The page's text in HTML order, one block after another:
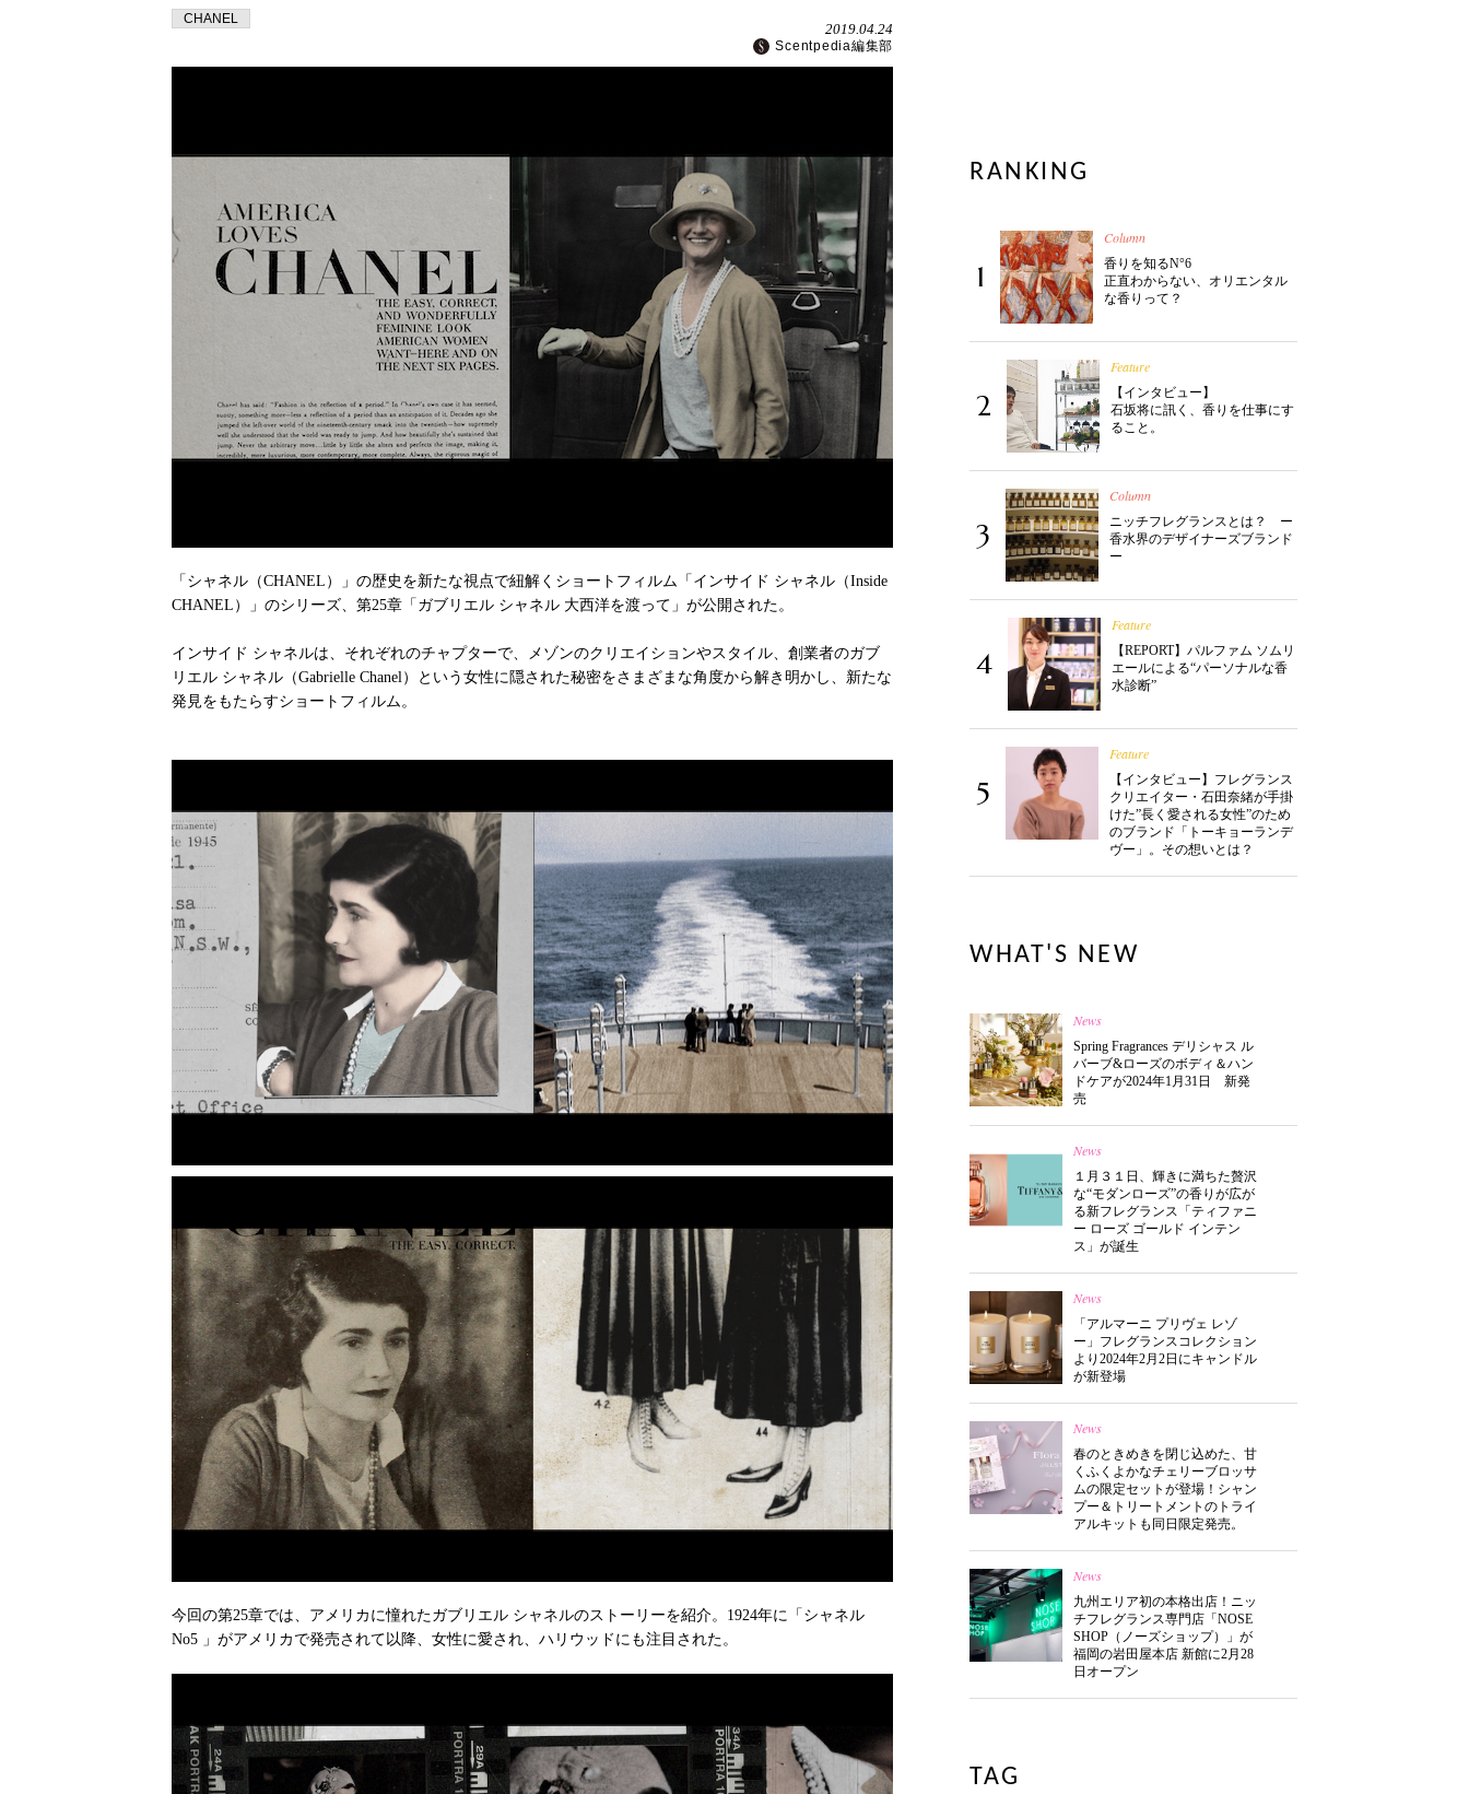
CHANEL
2019.04.24
Scentpedia編集部
「シャネル（CHANEL）」の歴史を新たな視点で紐解くショートフィルム「インサイド シャネル（Inside
CHANEL）」のシリーズ、第25章「ガブリエル シャネル 大西洋を渡って」が公開された。
インサイド シャネルは、それぞれのチャプターで、メゾンのクリエイションやスタイル、創業者のガブ
リエル シャネル（Gabrielle Chanel）という女性に隠された秘密をさまざまな角度から解き明かし、新たな
発見をもたらすショートフィルム。
今回の第25章では、アメリカに憧れたガブリエル シャネルのストーリーを紹介。1924年に「シャネル
No5 」がアメリカで発売されて以降、女性に愛され、ハリウッドにも注目された。
RANKING
1
Column
香りを知るN°6
正直わからない、オリエンタル
な香りって？
2
Feature
【インタビュー】
石坂将に訊く、香りを仕事にす
ること。
3
Column
ニッチフレグランスとは？ ー
香水界のデザイナーズブランド
ー
4
Feature
【REPORT】パルファム ソムリ
エールによる“パーソナルな香
水診断”
5
Feature
【インタビュー】フレグランス
クリエイター・石田奈緒が手掛
けた”長く愛される女性”のため
のブランド「トーキョーランデ
ヴー」。その想いとは？
WHAT'S NEW
News
Spring Fragrances デリシャス ル
バーブ&ローズのボディ＆ハン
ドケアが2024年1月31日 新発
売
News
１月３１日、輝きに満ちた贅沢
な“モダンローズ”の香りが広が
る新フレグランス「ティファニ
ー ローズ ゴールド インテン
ス」が誕生
News
「アルマーニ プリヴェ レゾ
ー」フレグランスコレクション
より2024年2月2日にキャンドル
が新登場
News
春のときめきを閉じ込めた、甘
くふくよかなチェリーブロッサ
ムの限定セットが登場！シャン
プー＆トリートメントのトライ
アルキットも同日限定発売。
News
九州エリア初の本格出店！ニッ
チフレグランス専門店「NOSE
SHOP（ノーズショップ）」が
福岡の岩田屋本店 新館に2月28
日オープン
TAG